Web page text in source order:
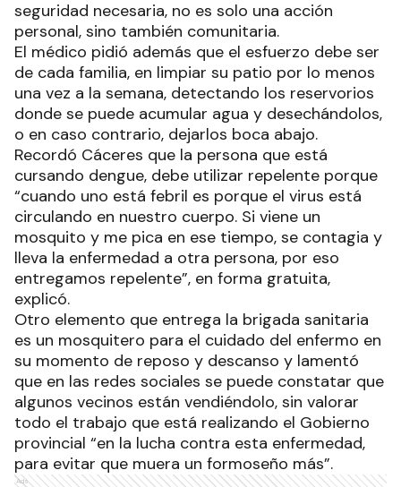
seguridad necesaria, no es solo una acción
personal, sino también comunitaria.
El médico pidió además que el esfuerzo debe ser
de cada familia, en limpiar su patio por lo menos
una vez a la semana, detectando los reservorios
donde se puede acumular agua y desechándolos,
o en caso contrario, dejarlos boca abajo.
Recordó Cáceres que la persona que está
cursando dengue, debe utilizar repelente porque
“cuando uno está febril es porque el virus está
circulando en nuestro cuerpo. Si viene un
mosquito y me pica en ese tiempo, se contagia y
lleva la enfermedad a otra persona, por eso
entregamos repelente”, en forma gratuita,
explicó.
Otro elemento que entrega la brigada sanitaria
es un mosquitero para el cuidado del enfermo en
su momento de reposo y descanso y lamentó
que en las redes sociales se puede constatar que
algunos vecinos están vendiéndolo, sin valorar
todo el trabajo que está realizando el Gobierno
provincial “en la lucha contra esta enfermedad,
para evitar que muera un formoseño más”.
Ads